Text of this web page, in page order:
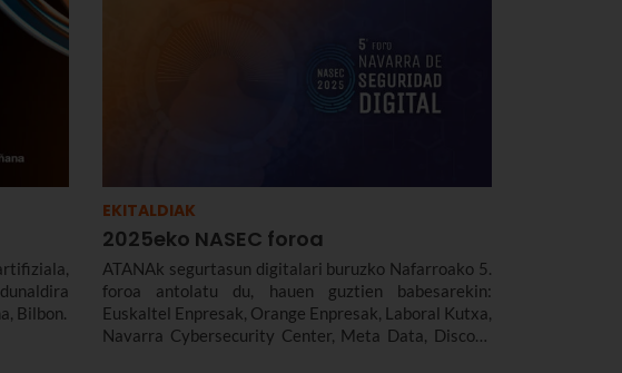
Bilbon.
EKITALDIAK
2025eko NASEC foroa
ATANAk segurtasun digitalari buruzko Nafarroako 5.
foroa antolatu du, hauen guztien babesarekin:
Euskaltel Enpresak, Orange Enpresak, Laboral Kutxa,
Navarra Cybersecurity Center, Meta Data, Discom,